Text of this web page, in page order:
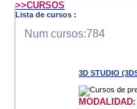
>>CURSOS
Lista de cursos :
Num cursos:784
3D STUDIO
MODALIDAD: